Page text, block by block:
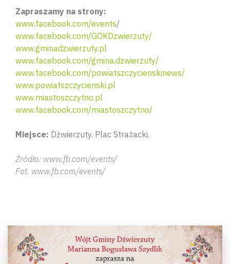
Zapraszamy na strony:
www.facebook.com/events/
www.facebook.com/GOKDzwierzuty/
www.gminadzwierzuty.pl
www.facebook.com/gmina.dzwierzuty/
www.facebook.com/powiatszczycienskinews/
www.powiatszczycienski.pl
www.miastoszczytno.pl
www.facebook.com/miastoszczytno/
Miejsce: Dźwierzuty. Plac Strażacki.
Źródło: www.fb.com/events/
Fot. www.fb.com/events/